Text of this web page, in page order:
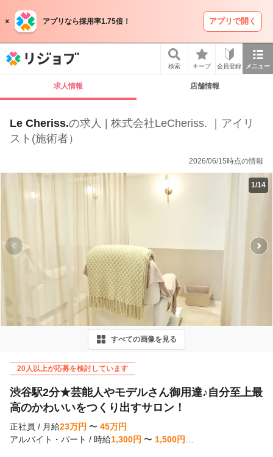
アプリなら採用率1.75倍！ アプリで開く
検索 キープ 会員登録 メニュー
求人情報 店舗情報
Le Cheriss.の求人 | 株式会社LeCheriss. ｜アイリ
スト(施術者）
2026/06/15時点の情報
1/14
すべての画像を見る
20人以上が応募を検討しています
渋谷駅2分★芸能人やモデルさん御用達♪自分至上最
高のかわいいをつくり出すサロン！
正社員 / 月給23万円 〜 45万円
アルバイト・パート / 時給1,300円 〜 1,500円 …